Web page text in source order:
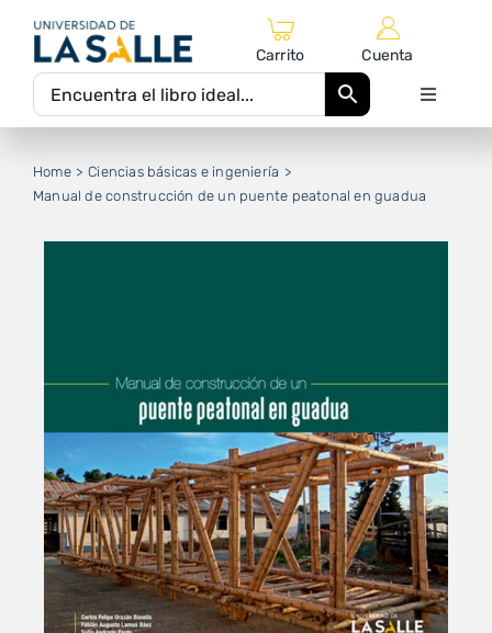
contenido
Carrito Cuenta
Toggle
Home
Ciencias básicas e ingeniería
Manual de construcción de un puente peatonal en guadua